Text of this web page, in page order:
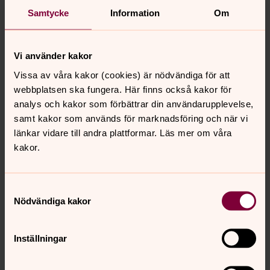
Samtycke Information Om
Vi använder kakor
Vissa av våra kakor (cookies) är nödvändiga för att
webbplatsen ska fungera. Här finns också kakor för
analys och kakor som förbättrar din användarupplevelse,
samt kakor som används för marknadsföring och när vi
länkar vidare till andra plattformar. Läs mer om våra
kakor.
Nödvändiga kakor
Inställningar
sårbara geopolitiska läge? Räcker det att företagen
byter ut alla fossilbränslen eller måste vi också förändra
de ekonomiska spelreglerna så att en hållbarare
nya värderingar och livsstilar?
Om det samtalar Johan Kuylenstierna, ordförande
Klimatpolitiska rådet,Karin Lexén, generalsekreterare
Naturskyddsföreningen,Ann-Louise Lökholm Klasson,
vd Sweco Sverige,
och författare.Moderator: Henrik Grape, senior
Språk: Svenska